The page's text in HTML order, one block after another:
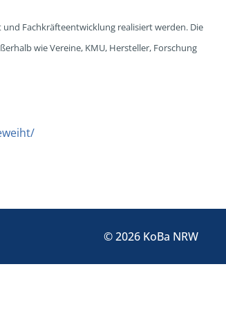
Fachkräfteentwicklung realisiert werden. Die
wie Vereine, KMU, Hersteller, Forschung
© 2026 KoBa NRW